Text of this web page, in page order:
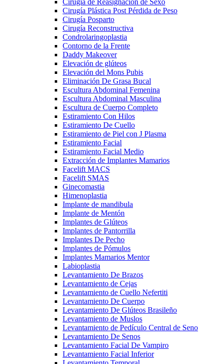
Cirugía Plástica Post Pérdida de Peso
Cirugía Posparto
Cirugía Reconstructiva
Condrolaringoplastia
Contorno de la Frente
Daddy Makeover
Elevación de glúteos
Elevación del Mons Pubis
Eliminación De Grasa Bucal
Escultura Abdominal Femenina
Escultura Abdominal Masculina
Escultura de Cuerpo Completo
Estiramiento Con Hilos
Estiramiento De Cuello
Estiramiento de Piel con J Plasma
Estiramiento Facial
Estiramiento Facial Medio
Extracción de Implantes Mamarios
Facelift MACS
Facelift SMAS
Ginecomastia
Himenoplastia
Implante de mandibula
Implante de Mentón
Implantes de Glúteos
Implantes de Pantorrilla
Implantes De Pecho
Implantes de Pómulos
Implantes Mamarios Mentor
Labioplastia
Levantamiento De Brazos
Levantamiento de Cejas
Levantamiento de Cuello Nefertiti
Levantamiento De Cuerpo
Levantamiento De Glúteos Brasileño
Levantamiento de Muslos
Levantamiento de Pedículo Central de Seno
Levantamiento De Senos
Levantamiento Facial De Vampiro
Levantamiento Facial Inferior